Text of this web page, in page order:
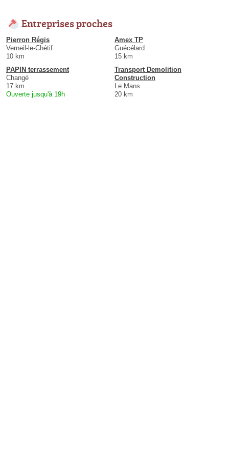
Entreprises proches
Pierron Régis
Verneil-le-Chétif
10 km
Amex TP
Guécélard
15 km
PAPIN terrassement
Changé
17 km
Ouverte jusqu'à 19h
Transport Demolition
Construction
Le Mans
20 km